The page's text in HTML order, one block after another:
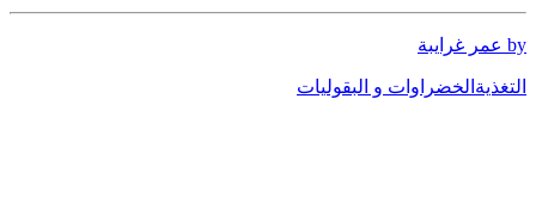
by عمر غرايبة
التغذية الخضراوات و البقوليات